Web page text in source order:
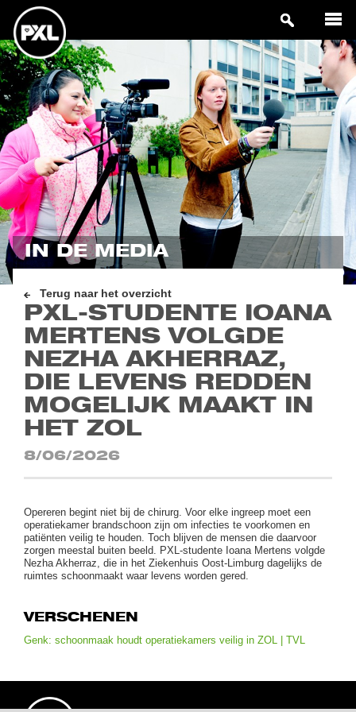
IN DE MEDIA
Terug naar het overzicht
PXL-STUDENTE IOANA
MERTENS VOLGDE
NEZHA AKHERRAZ,
DIE LEVENS REDDEN
MOGELIJK MAAKT IN
HET ZOL
8/06/2026
Opereren begint niet bij de chirurg. Voor elke ingreep moet een
operatiekamer brandschoon zijn om infecties te voorkomen en
patiënten veilig te houden. Toch blijven de mensen die daarvoor
zorgen meestal buiten beeld. PXL-studente Ioana Mertens volgde
Nezha Akherraz, die in het Ziekenhuis Oost-Limburg dagelijks de
ruimtes schoonmaakt waar levens worden gered.
VERSCHENEN
Genk: schoonmaak houdt operatiekamers veilig in ZOL | TVL